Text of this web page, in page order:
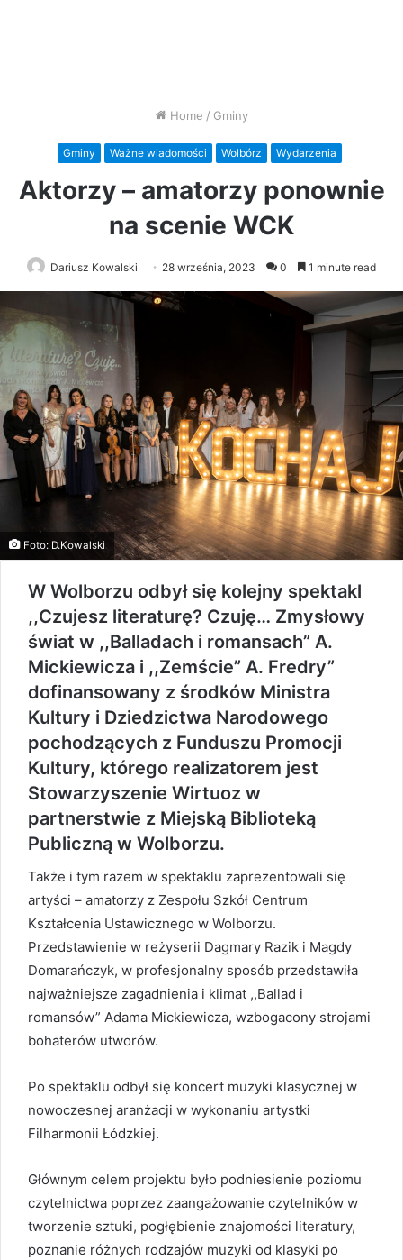
Home / Gminy
Gminy Ważne wiadomości Wolbórz Wydarzenia
Aktorzy – amatorzy ponownie
na scenie WCK
Dariusz Kowalski 28 września, 2023 0 1 minute read
Foto: D.Kowalski
W Wolborzu odbył się kolejny spektakl
,,Czujesz literaturę? Czuję… Zmysłowy
świat w ,,Balladach i romansach” A.
Mickiewicza i ,,Zemście” A. Fredry”
dofinansowany z środków Ministra
Kultury i Dziedzictwa Narodowego
pochodzących z Funduszu Promocji
Kultury, którego realizatorem jest
Stowarzyszenie Wirtuoz w
partnerstwie z Miejską Biblioteką
Publiczną w Wolborzu.
Także i tym razem w spektaklu zaprezentowali się
artyści – amatorzy z Zespołu Szkół Centrum
Kształcenia Ustawicznego w Wolborzu.
Przedstawienie w reżyserii Dagmary Razik i Magdy
Domarańczyk, w profesjonalny sposób przedstawiła
najważniejsze zagadnienia i klimat ,,Ballad i
romansów” Adama Mickiewicza, wzbogacony strojami
bohaterów utworów.
Po spektaklu odbył się koncert muzyki klasycznej w
nowoczesnej aranżacji w wykonaniu artystki
Filharmonii Łódzkiej.
Głównym celem projektu było podniesienie poziomu
czytelnictwa poprzez zaangażowanie czytelników w
tworzenie sztuki, pogłębienie znajomości literatury,
poznanie różnych rodzajów muzyki od klasyki po